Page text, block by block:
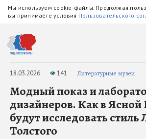
Мы используем cookie-файлы. Продолжая
вы принимаете условия Пользовательского
18.03.2026 141 Литературные музеи
Модный показ и
дизайнеров. Как в Ясной
будут исследовать стиль
Толстого